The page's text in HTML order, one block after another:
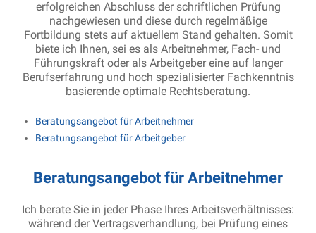
erfolgreichen Abschluss der schriftlichen Prüfung
nachgewiesen und diese durch regelmäßige
Fortbildung stets auf aktuellem Stand gehalten. Somit
biete ich Ihnen, sei es als Arbeitnehmer, Fach- und
Führungskraft oder als Arbeitgeber eine auf langer
Berufserfahrung und hoch spezialisierter Fachkenntnis
basierende optimale Rechtsberatung.
Beratungsangebot für Arbeitnehmer
Beratungsangebot für Arbeitgeber
Beratungsangebot für Arbeitnehmer
Ich berate Sie in jeder Phase Ihres Arbeitsverhältnisses:
während der Vertragsverhandlung, bei Prüfung eines